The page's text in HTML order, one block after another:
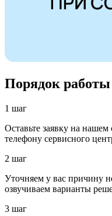
Порядок работы
1 шаг
Оставьте заявку на
телефону сервисного
2 шаг
Уточняем у вас причину
озвучиваем варианты
3 шаг